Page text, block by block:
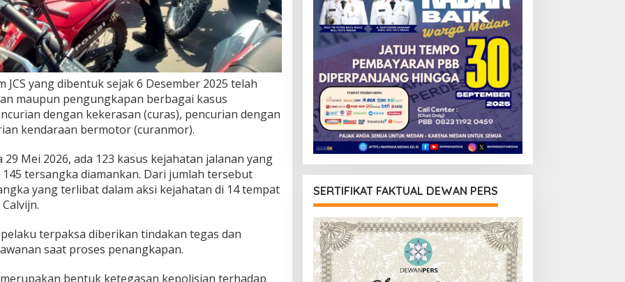
yang dibentuk sejak 6 Desember 2025 telah
maupun pengungkapan berbagai kasus
dengan kekerasan (curas), pencurian dengan
kendaraan bermotor (curanmor).
Mei 2026, ada 123 kasus kejahatan jalanan yang
tersangka diamankan. Dari jumlah tersebut
yang terlibat dalam aksi kejahatan di 14 tempat
terpaksa diberikan tindakan tegas dan
saat proses penangkapan.
bentuk ketegasan kepolisian terhadap
SERTIFIKAT FAKTUAL DEWAN PERS